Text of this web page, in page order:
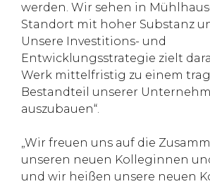
werden. Wir sehen in
Standort mit hoher Substanz
Unsere Investitions- und
Entwicklungsstrategie zielt
Werk mittelfristig zu einem
Bestandteil unserer
auszubauen“.
„Wir freuen uns auf die
unseren neuen Kolleginnen
und wir heißen unsere neuen